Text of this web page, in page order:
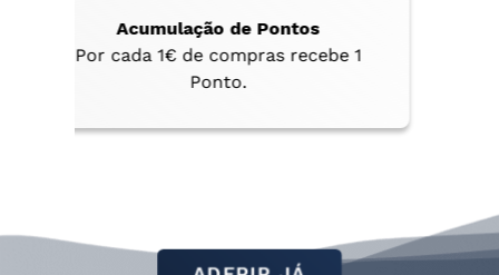
Acumulação de Pontos
Por cada 1€ de compras recebe 1
Ponto.